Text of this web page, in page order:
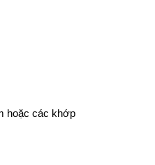
hoặc các khớp